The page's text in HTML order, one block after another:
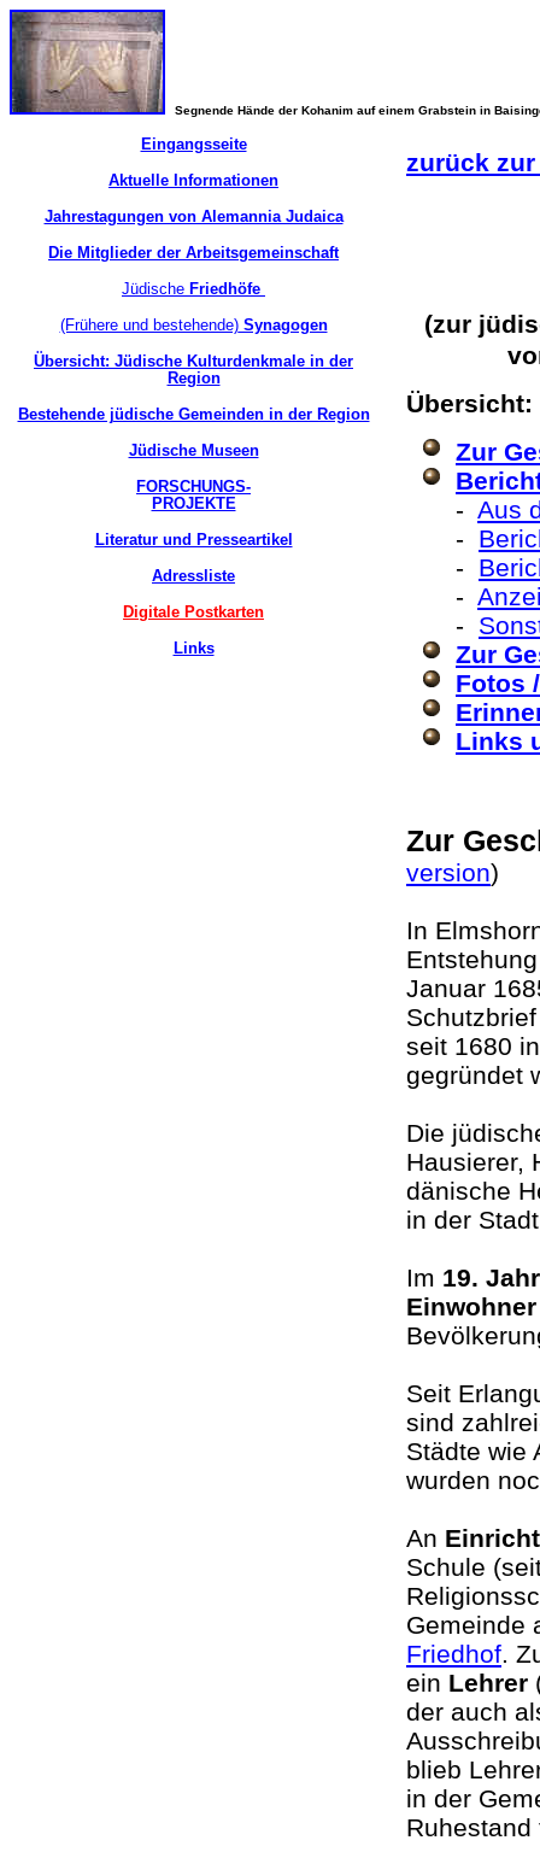
Segnende Hände der Kohanim auf einem Grabstein in
Eingangsseite
Aktuelle Informationen
Jahrestagungen von Alemannia Judaica
Die Mitglieder der Arbeitsgemeinschaft
Jüdische Friedhöfe
(Frühere und bestehende)Synagogen
Übersicht: Jüdische Kulturdenkmale in der
Region
Bestehende jüdische Gemeinden in der Region
Jüdische Museen
FORSCHUNGS-
PROJEKTE
Literatur und Presseartikel
Adressliste
Digitale Postkarten
Links
zurück
(zur
Übersicht:
Zur
- Aus
-
-
-
-
Zur
Fotos
Links
Zur
version)
In
Januar
seit 1680
gegründet
Die
Hausierer,
dänische
in der
Im 19.
Einwohner
Seit
sind
Städte wie
wurden
An
Schule
Gemeinde
Friedhof.
ein Lehrer
der auch
blieb
in der